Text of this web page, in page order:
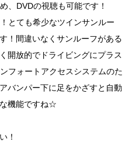
、DVDの視聴も可能です！
とても希少なツインサンルー
！間違いなくサンルーフがある
開放的でドライビングにプラス
フォートアクセスシステムのた
バンパー下に足をかざすと自動
機能ですね☆
！